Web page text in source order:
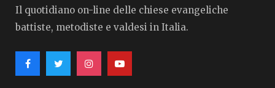
Il quotidiano on-line delle chiese evangeliche
battiste, metodiste e valdesi in Italia.